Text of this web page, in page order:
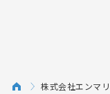
株式会社エンマ